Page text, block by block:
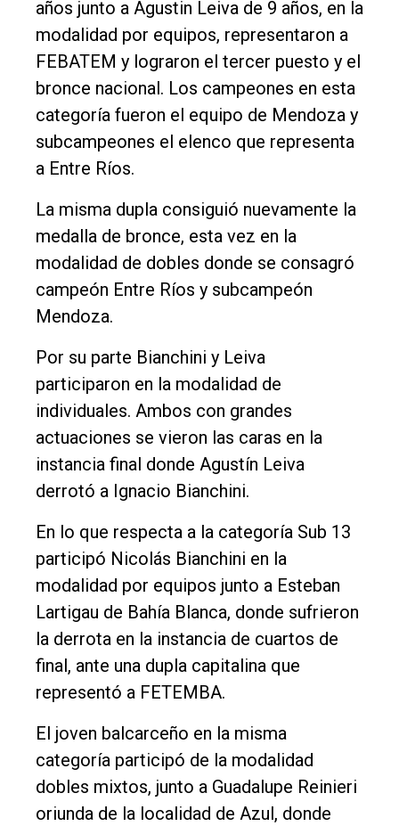
años junto a Agustin Leiva de 9 años, en la
modalidad por equipos, representaron a
FEBATEM y lograron el tercer puesto y el
bronce nacional. Los campeones en esta
categoría fueron el equipo de Mendoza y
subcampeones el elenco que representa
a Entre Ríos.
La misma dupla consiguió nuevamente la
medalla de bronce, esta vez en la
modalidad de dobles donde se consagró
campeón Entre Ríos y subcampeón
Mendoza.
Por su parte Bianchini y Leiva
participaron en la modalidad de
individuales. Ambos con grandes
actuaciones se vieron las caras en la
instancia final donde Agustín Leiva
derrotó a Ignacio Bianchini.
En lo que respecta a la categoría Sub 13
participó Nicolás Bianchini en la
modalidad por equipos junto a Esteban
Lartigau de Bahía Blanca, donde sufrieron
la derrota en la instancia de cuartos de
final, ante una dupla capitalina que
representó a FETEMBA.
El joven balcarceño en la misma
categoría participó de la modalidad
dobles mixtos, junto a Guadalupe Reinieri
oriunda de la localidad de Azul, donde